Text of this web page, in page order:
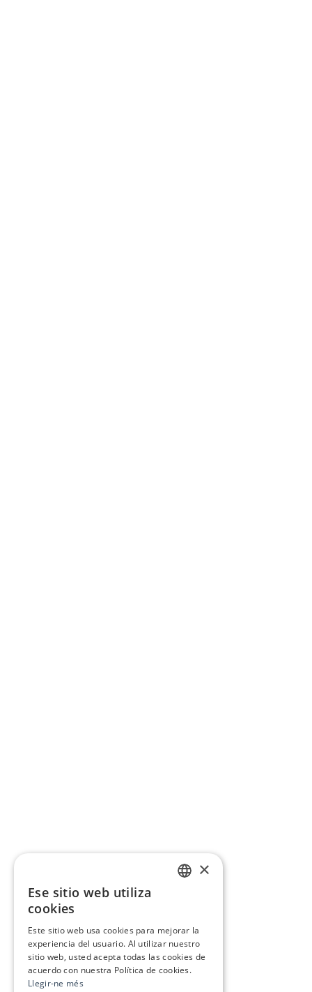
×
Ese sitio web utiliza
cookies
Este sitio web usa cookies para mejorar la
experiencia del usuario. Al utilizar nuestro
sitio web, usted acepta todas las cookies de
acuerdo con nuestra Política de cookies.
Llegir-ne més